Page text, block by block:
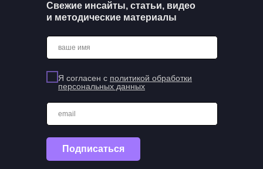
ваше имя
Я согласен с политикой обработки
персональных данных
email
Подписаться
Свежие инсайты, статьи, видео
и методические материалы